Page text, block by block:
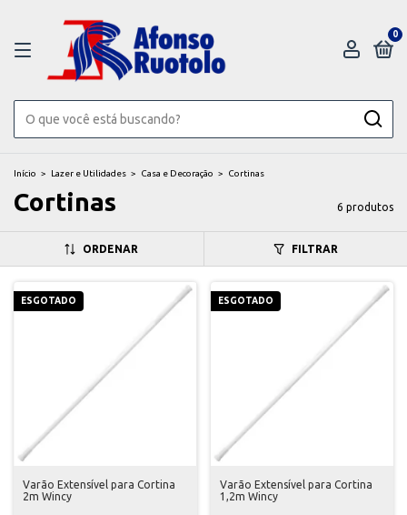
0
Início > Lazer e Utilidades > Casa e Decoração > Cortinas
Cortinas 6 produtos
ORDENAR FILTRAR
ESGOTADO
Varão Extensível para Cortina
2m Wincy
ESGOTADO
Varão Extensível para Cortina
1,2m Wincy